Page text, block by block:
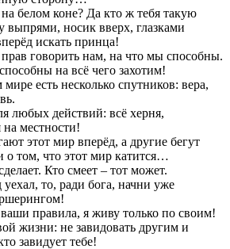
белом коне? Да кто ж тебя такую
носик вверх, глазками
искать принца!
говорить нам, на что мы способны.
на всё чего захотим!
мире есть несколько спутников: вера,
любых действий: всё херня,
на местности!
этот мир вперёд, а другие бегут
о том, что этот мир катится…
Кто смеет – тот может.
уехал, то, ради бога, начни уже
правила, я живу только по своим!
жизни: не завидовать другим и
завидует тебе!